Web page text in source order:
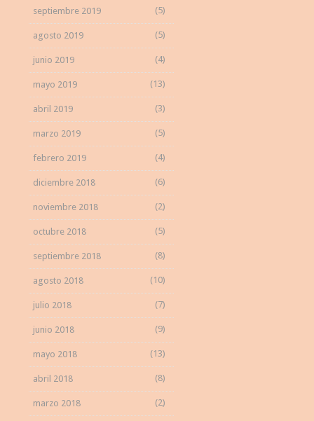
septiembre 2019 (5)
agosto 2019 (5)
junio 2019 (4)
mayo 2019 (13)
abril 2019 (3)
marzo 2019 (5)
febrero 2019 (4)
diciembre 2018 (6)
noviembre 2018 (2)
octubre 2018 (5)
septiembre 2018 (8)
agosto 2018 (10)
julio 2018 (7)
junio 2018 (9)
mayo 2018 (13)
abril 2018 (8)
marzo 2018 (2)